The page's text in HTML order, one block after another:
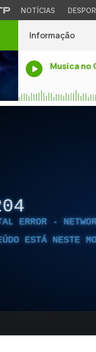
NOTÍCIAS
Informação
Musica no
ERROR -
ESTÁ NESTE